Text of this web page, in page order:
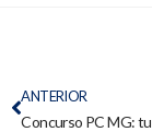
ANTERIOR